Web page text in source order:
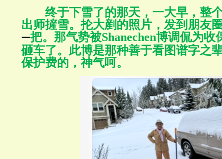
终于下雪了的那天，一大早，整
出师摌雪。抡大剷的照片，发到朋友
一把。那气势被Shanechen博调侃为收
砸车了。此博是那种善于看图谱字之
保护费的，神气呵。